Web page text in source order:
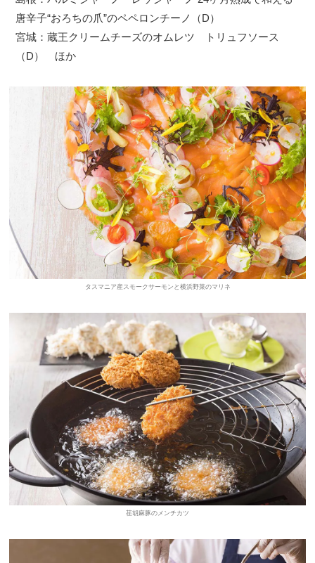
唐辛子“おろちの爪”のペペロンチーノ（D）
宮城：蔵王クリームチーズのオムレツ トリュフソース
（D） ほか
タスマニア産スモークサーモンと横浜野菜のマリネ
荏胡麻豚のメンチカツ